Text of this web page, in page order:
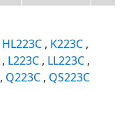
HL223C , K223C ,
, L223C , LL223C ,
, Q223C , QS223C